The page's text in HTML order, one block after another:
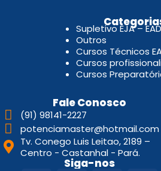
Supletivo EJA – EAD
Outros
Cursos Técnicos
Cursos
Cursos
Fale Conosco
(91) 98141-2227
potenciamaster@hotmail.com
Tv. Conego Luis Leitao, 2189 –
Centro - Castanhal - Pará.
Siga-nos